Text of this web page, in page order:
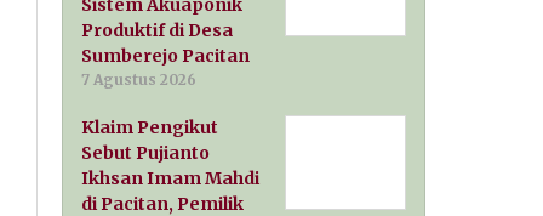
Sistem Akuaponik
Produktif di Desa
Sumberejo Pacitan
7 Agustus 2026
Klaim Pengikut
Sebut Pujianto
Ikhsan Imam Mahdi
di Pacitan, Pemilik